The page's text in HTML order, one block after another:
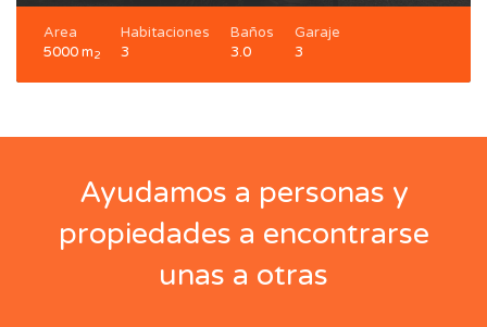
Area
5000 m2
Habitaciones
3
Baños
3.0
Garaje
3
Ayudamos a personas y
propiedades a encontrarse
unas a otras